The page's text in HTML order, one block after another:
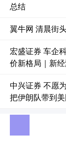
总结
翼牛网 清晨街
宏盛证券 车企
价新格局｜新
中兴证券 不愿
把伊朗队带到